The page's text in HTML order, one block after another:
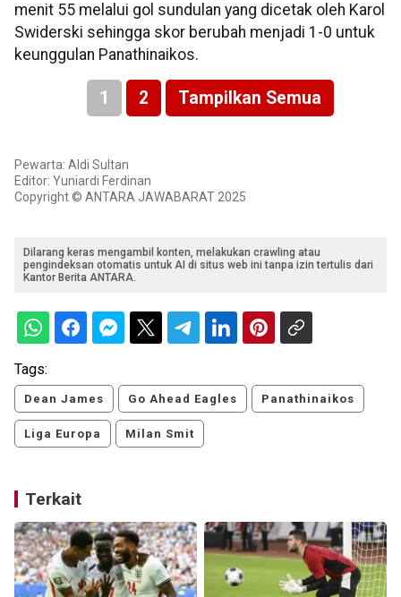
menit 55 melalui gol sundulan yang dicetak oleh Karol
Swiderski sehingga skor berubah menjadi 1-0 untuk
keunggulan Panathinaikos.
1 2 Tampilkan Semua
Pewarta: Aldi Sultan
Editor: Yuniardi Ferdinan
Copyright © ANTARA JAWABARAT 2025
Dilarang keras mengambil konten, melakukan crawling atau
pengindeksan otomatis untuk AI di situs web ini tanpa izin tertulis dari
Kantor Berita ANTARA.
Tags:
Dean James Go Ahead Eagles Panathinaikos
Liga Europa Milan Smit
Terkait